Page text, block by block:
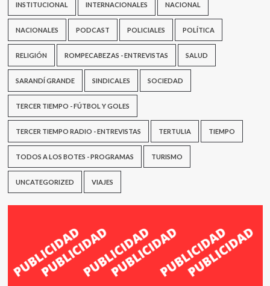
INSTITUCIONAL INTERNACIONALES NACIONAL
NACIONALES PODCAST POLICIALES POLÍTICA
RELIGIÓN ROMPECABEZAS - ENTREVISTAS SALUD
SARANDÍ GRANDE SINDICALES SOCIEDAD
TERCER TIEMPO - FÚTBOL Y GOLES
TERCER TIEMPO RADIO - ENTREVISTAS TERTULIA TIEMPO
TODOS A LOS BOTES - PROGRAMAS TURISMO
UNCATEGORIZED VIAJES